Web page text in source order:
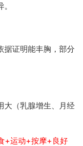
据证明能丰胸，部分
大（乳腺增生、月经
+运动+按摩+良好